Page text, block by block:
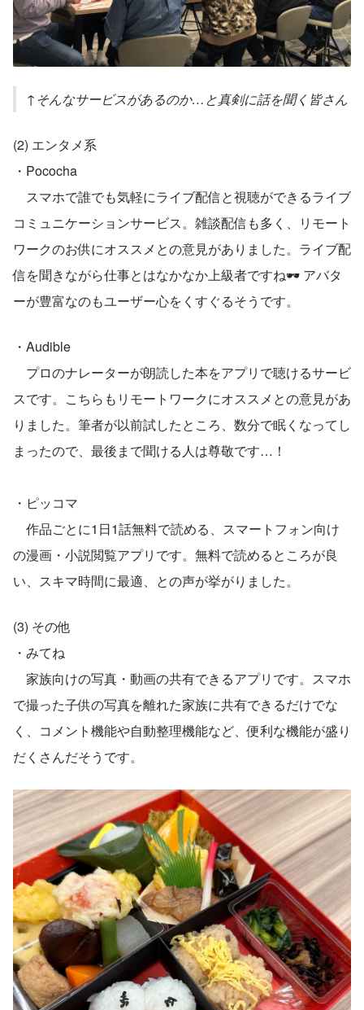
↑そんなサービスがあるのか…と真剣に話を聞く皆さん
(2) エンタメ系
・Pococha
スマホで誰でも気軽にライブ配信と視聴ができるライブ
コミュニケーションサービス。雑談配信も多く、リモート
ワークのお供にオススメとの意見がありました。ライブ配
信を聞きながら仕事とはなかなか上級者ですね🕶 アバタ
ーが豊富なのもユーザー心をくすぐるそうです。
・Audible
プロのナレーターが朗読した本をアプリで聴けるサービ
スです。こちらもリモートワークにオススメとの意見があ
りました。筆者が以前試したところ、数分で眠くなってし
まったので、最後まで聞ける人は尊敬です…！
・ピッコマ
作品ごとに1日1話無料で読める、スマートフォン向け
の漫画・小説閲覧アプリです。無料で読めるところが良
い、スキマ時間に最適、との声が挙がりました。
(3) その他
・みてね
家族向けの写真・動画の共有できるアプリです。スマホ
で撮った子供の写真を離れた家族に共有できるだけでな
く、コメント機能や自動整理機能など、便利な機能が盛り
だくさんだそうです。